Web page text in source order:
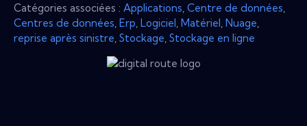
Catégories associées : Applications Centre de données
Centres de données Erp Logiciel Matériel Nuage
reprise après sinistre Stockage Stockage en ligne